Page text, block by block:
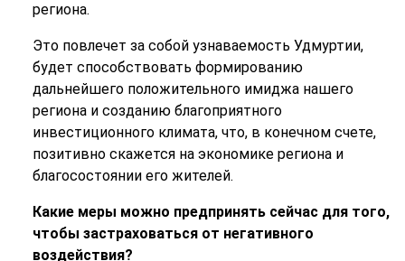
региона.
Это повлечет за собой узнаваемость Удмуртии,
будет способствовать формированию
дальнейшего положительного имиджа нашего
региона и созданию благоприятного
инвестиционного климата, что, в конечном счете,
позитивно скажется на экономике региона и
благосостоянии его жителей.
Какие меры можно предпринять сейчас для того,
чтобы застраховаться от негативного
воздействия?